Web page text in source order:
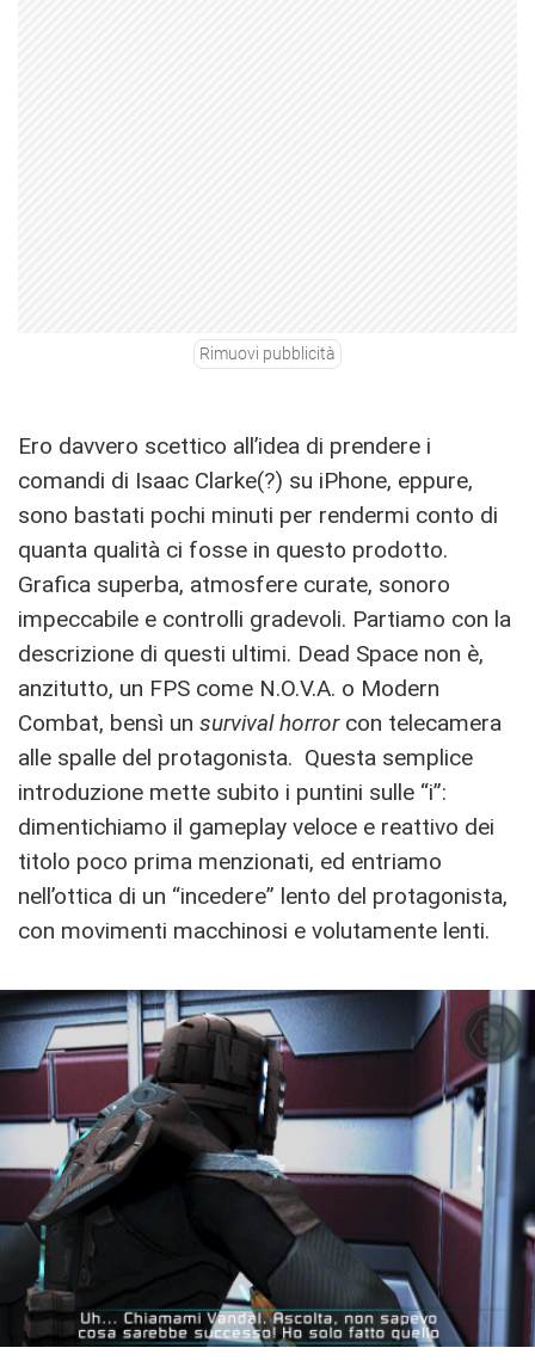
Rimuovi pubblicità
Ero davvero scettico all’idea di prendere i
comandi di Isaac Clarke(?) su iPhone, eppure,
sono bastati pochi minuti per rendermi conto di
quanta qualità ci fosse in questo prodotto.
Grafica superba, atmosfere curate, sonoro
impeccabile e controlli gradevoli. Partiamo con la
descrizione di questi ultimi. Dead Space non è,
anzitutto, un FPS come N.O.V.A. o Modern
Combat, bensì un survival horrorcon telecamera
alle spalle del protagonista. Questa semplice
introduzione mette subito i puntini sulle “i”:
dimentichiamo il gameplay veloce e reattivo dei
titolo poco prima menzionati, ed entriamo
nell’ottica di un “incedere” lento del protagonista,
con movimenti macchinosi e volutamente lenti.